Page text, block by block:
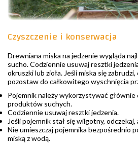
Czyszczenie i konserwacja
Drewniana miska na jedzenie wygląda
sucho. Codziennie usuwaj resztki
okruszki lub zioła. Jeśli miska się
pozostaw do całkowitego wyschnięcia
Pojemnik należy wykorzystywać
produktów suchych.
Codziennie usuwaj resztki jedzenia.
Jeśli pojemnik stał się wilgotny,
Nie umieszczaj pojemnika bezpośrednio
miską z wodą.